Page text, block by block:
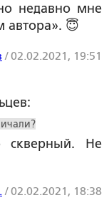
недавно мне
автора». 😇
/02.02.2021, 19:51
скверный. Не
/02.02.2021, 18:38